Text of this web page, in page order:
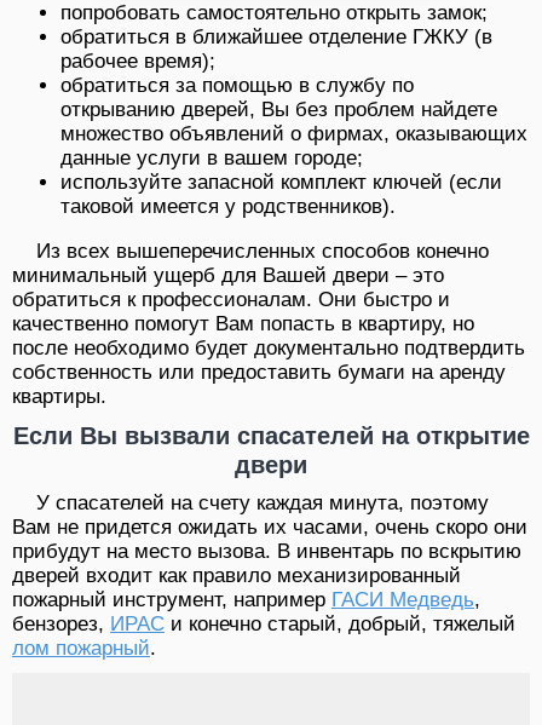
попробовать самостоятельно открыть замок;
обратиться в ближайшее отделение ГЖКУ (в
рабочее время);
обратиться за помощью в службу по
открыванию дверей, Вы без проблем найдете
множество объявлений о фирмах, оказывающих
данные услуги в вашем городе;
используйте запасной комплект ключей (если
таковой имеется у родственников).
Из всех вышеперечисленных способов конечно
минимальный ущерб для Вашей двери – это
обратиться к профессионалам. Они быстро и
качественно помогут Вам попасть в квартиру, но
после необходимо будет документально подтвердить
собственность или предоставить бумаги на аренду
квартиры.
Если Вы вызвали спасателей на открытие
двери
У спасателей на счету каждая минута, поэтому
Вам не придется ожидать их часами, очень скоро они
прибудут на место вызова. В инвентарь по вскрытию
дверей входит как правило механизированный
пожарный инструмент, например ГАСИ Медведь,
бензорез, ИРАС и конечно старый, добрый, тяжелый
лом пожарный.